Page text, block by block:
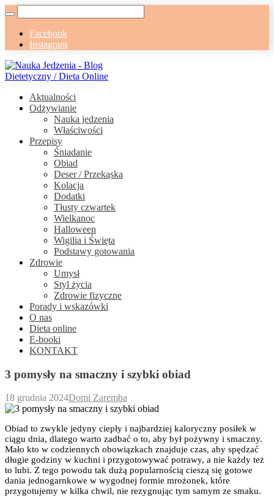
Facebook
Instagram
Aktualności
Odżywianie
Nauka jedzenia
Właściwości
Przepisy
Śniadanie
Obiad
Deser / Przekąska
Kolacja
Dodatki
Tłusty czwartek
Wielkanoc
Halloween
Wigilia i Święta
Podstawy gotowania
Zdrowie
Umysł
Styl życia
Zdrowie fizyczne
Porady i wskazówki
O nas
Dieta online
E-booki
KONTAKT
3 pomysły na smaczny i szybki obiad
18 grudnia 2024Domi Zaremba
Obiad to zwykle jedyny ciepły i najbardziej kaloryczny posiłek w
ciągu dnia, dlatego warto zadbać o to, aby był pożywny i smaczny.
Mało kto w codziennych obowiązkach znajduje czas, aby spędzać
długie godziny w kuchni i przygotowywać potrawy, a nie każdy też
to lubi. Z tego powodu tak dużą popularnością cieszą się gotowe
dania jednogarnkowe w wygodnej formie mrożonek, które
przygotujemy w kilka chwil, nie rezygnując tym samym ze smaku.